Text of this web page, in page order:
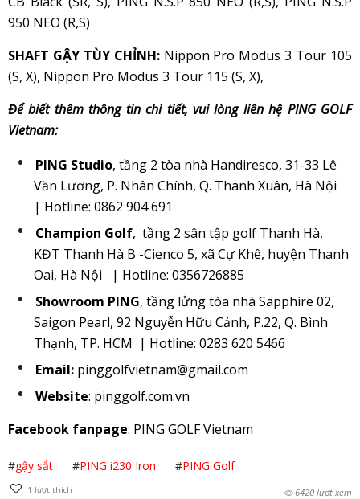
950 NEO (R,S)
SHAFT GẬY TÙY CHỈNH:Nippon Pro Modus 3 Tour 105
(S, X), Nippon Pro Modus 3 Tour 115 (S, X),
Để biết thêm thông tin chi tiết, vui lòng liên hệ PING GOLF
Vietnam:
PING Studio, tầng 2 tòa nhà Handiresco, 31-33 Lê
Văn Lương, P. Nhân Chính, Q. Thanh Xuân, Hà Nội
| Hotline: 0862 904 691
Champion Golf, tầng 2 sân tập golf Thanh Hà,
KĐT Thanh Hà B -Cienco 5, xã Cự Khê, huyện Thanh
Oai, Hà Nội | Hotline: 0356726885
Showroom PING, tầng lửng tòa nhà Sapphire 02,
Saigon Pearl, 92 Nguyễn Hữu Cảnh, P.22, Q. Bình
Thạnh, TP. HCM | Hotline: 0283 620 5466
Email: pinggolfvietnam@gmail.com
Website: pinggolf.com.vn
Facebook fanpage: PING GOLF Vietnam
#gậy sắt #PING i230 Iron #PING Golf
1 lượt thích 6420 lượt xem